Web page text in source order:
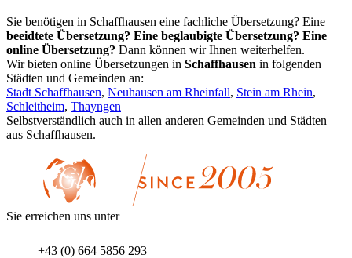
Sie benötigen in Schaffhausen eine fachliche Übersetzung? Eine
beeidtete Übersetzung? Eine beglaubigte Übersetzung? Eine
online Übersetzung? Dann können wir Ihnen weiterhelfen.
Wir bieten online Übersetzungen in Schaffhausen in folgenden
Städten und Gemeinden an:
Stadt Schaffhausen, Neuhausen am Rheinfall, Stein am Rhein,
Schleitheim, Thayngen
Selbstverständlich auch in allen anderen Gemeinden und Städten
aus Schaffhausen.
Sie erreichen uns unter
+43 (0) 664 5856 293